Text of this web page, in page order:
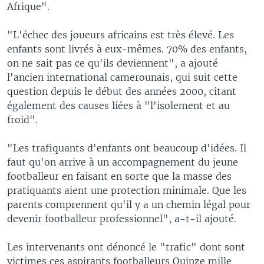
Afrique".
"L'échec des joueurs africains est très élevé. Les
enfants sont livrés à eux-mêmes. 70% des enfants,
on ne sait pas ce qu'ils deviennent", a ajouté
l'ancien international camerounais, qui suit cette
question depuis le début des années 2000, citant
également des causes liées à "l'isolement et au
froid".
"Les trafiquants d'enfants ont beaucoup d'idées. Il
faut qu'on arrive à un accompagnement du jeune
footballeur en faisant en sorte que la masse des
pratiquants aient une protection minimale. Que les
parents comprennent qu'il y a un chemin légal pour
devenir footballeur professionnel", a-t-il ajouté.
Les intervenants ont dénoncé le "trafic" dont sont
victimes ces aspirants footballeurs Quinze mille